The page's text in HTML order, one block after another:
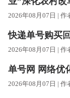
2026年08月07日 | 作
快递单号购买
2026年08月07日 | 作
单号网 网络优
2026年08月07日 | 作